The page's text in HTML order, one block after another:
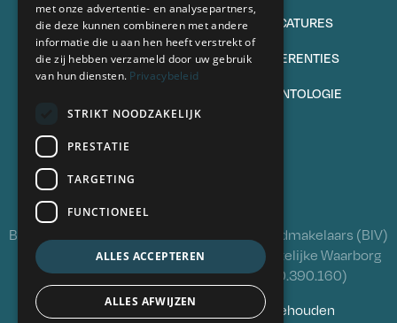
TE HUUR
VERHUREN
VACATURES
REFERENTIES
DEONTOLOGIE
Volg ons
BIV 504341 - Beroepsinstituut van Vastgoedmakelaars (BIV)
Luxemburgstraat 16B, 1000 Brussel - Wettelijke Waarborg
via polis NV AXA Belgium (polisnr. 730.390.160)
© 2026 Oximo. Alle rechten voorbehouden
met onze advertentie- en analysepartners,
die deze kunnen combineren met andere
informatie die u aan hen heeft verstrekt of
die zij hebben verzameld door uw gebruik
van hun diensten. Privacybeleid
STRIKT NOODZAKELIJK
PRESTATIE
TARGETING
FUNCTIONEEL
ALLES ACCEPTEREN
ALLES AFWIJZEN